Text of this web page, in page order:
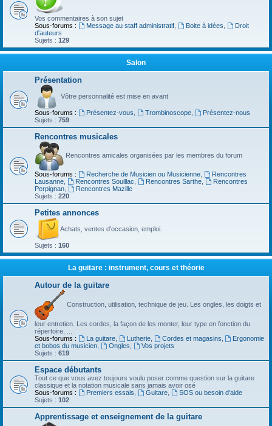
Vos commentaires à son sujet
Sous-forums :
Message au staff administratif, Boite à idées
Droit
d'auteurs
Sujets : 129
Salon
Présentation
Vôtre personnalité est mise en avant
Sous-forums : Présentez-vous Trombinoscope,
Présentez-nous
Sujets : 759
Rencontres musicales
Rencontres amicales organisées par les membres du forum
Sous-forums : Recherche de Musicien ou Musicienne,
Rencontres
Lausanne
Rencontres Souillac Rencontres Sarthe,
Rencontres
Perpignan
Rencontres Mazille
Sujets : 220
Petites annonces
Achats, ventes d'occasion, emploi.
Sujets : 160
La guitare : instrument, cours et théorie
Autour de la guitare
Construction, utilisation, technique de jeu. Les ongles, les doigts et
leur entretien. Les cordes, la façon de les monter, leur type en fonction du
répertoire, ...
Sous-forums :
La guitare, Lutherie, Cordes et magasins
Ergonomie
et bobos du musicien
Ongles
Vos projets
Sujets : 619
Espace débutants
Tout ce que vous avez toujours voulu poser comme question sur la guitare
classique et la notation musicale sans jamais avoir osé
Sous-forums :
Premiers essais Guitare,
SOS ou besoin d'aide
Sujets : 102
Apprentissage et enseignement de la guitare